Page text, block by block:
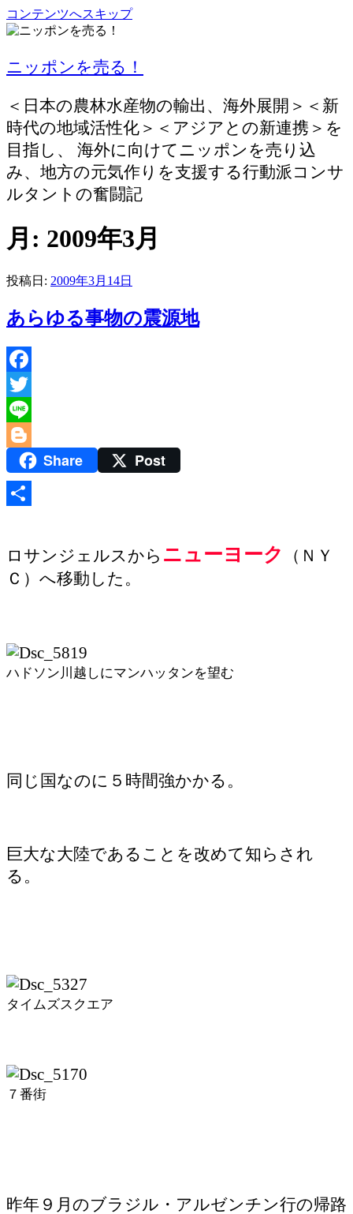
コンテンツへスキップ
ニッポンを売る！
＜日本の農林水産物の輸出、海外展開＞＜新
時代の地域活性化＞＜アジアとの新連携＞を
目指し、 海外に向けてニッポンを売り込
み、地方の元気作りを支援する行動派コンサ
ルタントの奮闘記
月: 2009年3月
投稿日: 2009年3月14日
あらゆる事物の震源地
Facebook
Twitter
Line
BloggerShare Post
ロサンジェルスから ニューヨーク
（ＮＹ
Ｃ）へ移動した。
ハドソン川越しにマンハッタンを望む
同じ国なのに５時間強かかる。
巨大な大陸であることを改めて知らされ
る。
タイムズスクエア
７番街
昨年９月のブラジル・アルゼンチン行の帰路